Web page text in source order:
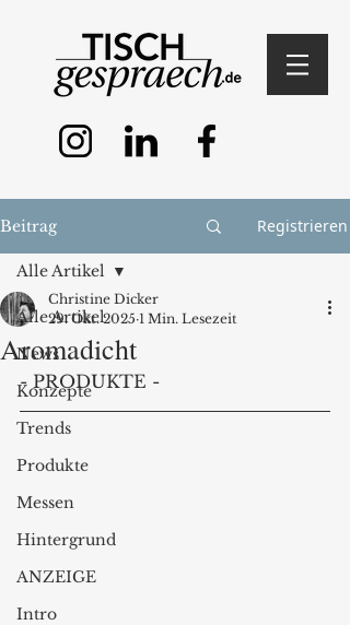
Beitrag Registrieren
Alle Artikel
News
Konzepte
Trends
Produkte
Messen
Hintergrund
ANZEIGE
Intro
Alle Artikel
Aromadicht
Christine Dicker
29. Okt. 2025 1 Min. Lesezeit
- PRODUKTE -